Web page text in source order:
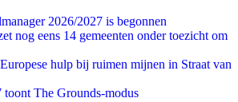
2026/2027 is begonnen
nog eens 14 gemeenten onder toezicht om
hulp bij ruimen mijnen in Straat van
The Grounds-modus